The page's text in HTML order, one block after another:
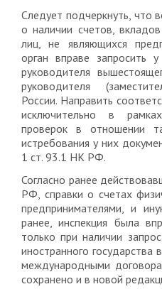
Следует подчеркнуть, что
о наличии счетов,
лиц, не являющихся
орган вправе запросить
руководителя
руководителя
России. Направить
исключительно в
проверок в отношении
истребования у них
1 ст. 93.1 НК РФ.
Согласно ранее
РФ, справки о счетах
предпринимателями, и
ранее, инспекция была
только при наличии
иностранного государства
международными
сохранено и в новой